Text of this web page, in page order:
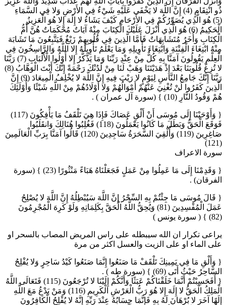
ذُو انْتِقَامٍ (4) إِنَّ اللَّهَ لا يَخْفَى عَلَيْهِ شَيْءٌ فِي الأَرْضِ وَلا فِي السَّمَاءِ
(5) هُوَ الَّذِي يُصَوِّرُكُمْ فِي الأَرْحَامِ كَيْفَ يَشَاءُ لا إِلَهَ إِلا هُوَ الْعَزِيزُ
الْحَكِيمُ (6) هُوَ الَّذِي أَنْزَلَ عَلَيْكَ الْكِتَابَ مِنْهُ آيَاتٌ مُحْكَمَاتٌ هُنَّ أُمُّ
الْكِتَابِ وَأُخَرُ مُتَشَابِهَاتٌ فَأَمَّا الَّذِينَ فِي قُلُوبِهِمْ زَيْغٌ فَيَتَّبِعُونَ مَا تَشَابَهَ
مِنْهُ ابْتِغَاءَ الْفِتْنَةِ وَابْتِغَاءَ تَأْوِيلِهِ وَمَا يَعْلَمُ تَأْوِيلَهُ إِلا اللَّهُ وَالرَّاسِخُونَ فِي
الْعِلْمِ يَقُولُونَ آمَنَّا بِهِ كُلٌّ مِنْ عِنْدِ رَبِّنَا وَمَا يَذَّكَّرُ إِلا أُوْلُوا الْأَلْبَابِ (7) رَبَّنَا
لا تُزِغْ قُلُوبَنَا بَعْدَ إِذْ هَدَيْتَنَا وَهَبْ لَنَا مِنْ لَدُنْكَ رَحْمَةً إِنَّكَ أَنْتَ الْوَهَّابُ (8)
رَبَّنَا إِنَّكَ جَامِعُ النَّاسِ لِيَوْمٍ لا رَيْبَ فِيهِ إِنَّ اللَّهَ لا يُخْلِفُ الْمِيعَادَ (9) إِنَّ
الَّذِينَ كَفَرُوا لَنْ تُغْنِيَ عَنْهُمْ أَمْوَالُهُمْ وَلا أَوْلَادُهُمْ مِنْ اللَّهِ شَيْئًا وَأُوْلَئِكَ
هُمْ وَقُودُ النَّارِ (10) } (سورة آل عمران ) .
{ وَأَوْحَيْنَا إِلَى مُوسَى أَنْ أَلْقِ عَصَاكَ فَإِذَا هِيَ تَلْقَفُ مَا يَأْفِكُونَ (117)
فَوَقَعَ الْحَقُّ وَبَطَلَ مَا كَانُوا يَعْمَلُونَ (118) فَغُلِبُوا هُنَالِكَ وَانقَلَبُوا
صَاغِرِينَ (119) وَأُلْقِيَ السَّحَرَةُ سَاجِدِينَ (120) قَالُوا آمَنَّا بِرَبِّ الْعَالَمِينَ
(121)
سورة الاعراف
{ وَقَدِمْنَا إِلَى مَا عَمِلُوا مِنْ عَمَلٍ فَجَعَلْنَاهُ هَبَاءً مَنْثُورًا (23) } (سورة
الفرقان) .
{ قَالَ مُوسَى مَا جِئْتُمْ بِهِ السِّحْرُ إِنَّ اللَّهَ سَيُبْطِلُهُ إِنَّ اللَّهَ لا يُصْلِحُ
عَمَلَ الْمُفْسِدِينَ (81) وَيُحِقُّ اللَّهُ الْحَقَّ بِكَلِمَاتِهِ وَلَوْ كَرِهَ الْمُجْرِمُونَ
(82) } ( سورة يونس )
يراعى تكرار ان الله سيبطله على راس المريض المصاب بالسحر او
على الماء او على الزيت والعسل اكثر من مرة
{ وَأَلْقِ مَا فِي يَمِينِكَ تَلْقَفْ مَا صَنَعُوا إِنَّمَا صَنَعُوا كَيْدُ سَاحِرٍ وَلا يُفْلِحُ
السَّاحِرُ حَيْثُ أَتَى (69) } (سورة طه ) .
{ أَفَحَسِبْتُمْ أَنَّمَا خَلَقْنَاكُمْ عَبَثًا وَأَنَّكُمْ إِلَيْنَا لا تُرْجَعُونَ (115) فَتَعَالَى اللَّهُ
الْمَلِكُ الْحَقُّ لا إِلَهَ إِلا هُوَ رَبُّ الْعَرْشِ الْكَرِيمِ (116) وَمَنْ يَدْعُ مَعَ اللَّهِ
إِلَهًا آخَرَ لا بُرْهَانَ لَهُ بِهِ فَإِنَّمَا حِسَابُهُ عِنْدَ رَبِّهِ إِنَّهُ لا يُفْلِحُ الْكَافِرُونَ